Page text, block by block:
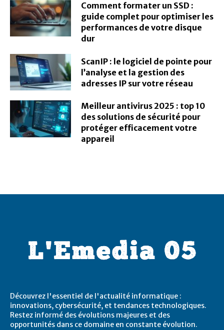
Comment formater un SSD :
guide complet pour optimiser les
performances de votre disque
dur
ScanIP : le logiciel de pointe pour
l’analyse et la gestion des
adresses IP sur votre réseau
Meilleur antivirus 2025 : top 10
des solutions de sécurité pour
protéger efficacement votre
appareil
Découvrez l'essentiel de l'actualité informatique :
innovations, cybersécurité, et tendances technologiques.
Restez informé des évolutions majeures et des
opportunités dans ce domaine en constante évolution.